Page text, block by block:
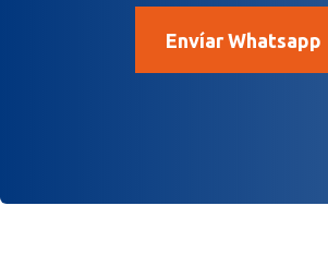
Envíar Whatsapp